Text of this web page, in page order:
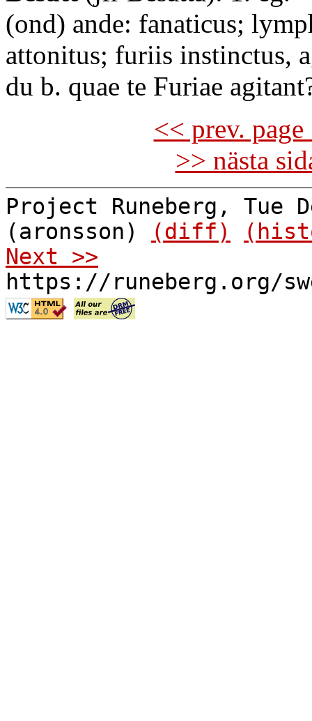
(ond) ande: fanaticus;
attonitus; furiis instinctus,
du b. quae te Furiae
<< prev.
>> nästa
Project Runeberg, Tue
(aronsson)
(diff)
Next >>
https://runeberg.org/